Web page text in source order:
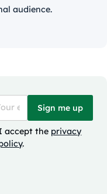
audience.
Sign me up
accept the privacy
.